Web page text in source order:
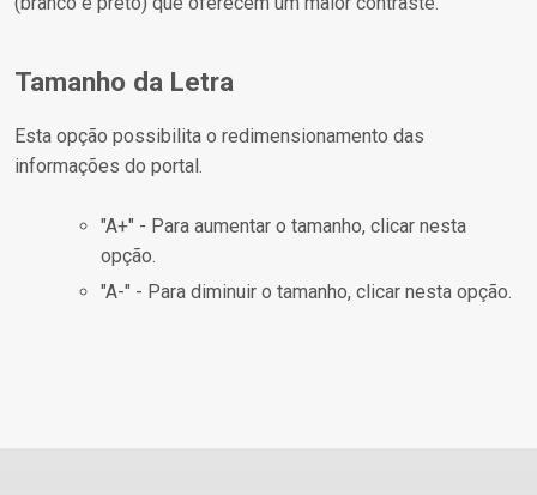
Tamanho da Letra
Esta opção possibilita o redimensionamento das
informações do portal.
"A+" - Para aumentar o tamanho, clicar nesta
opção.
"A-" - Para diminuir o tamanho, clicar nesta opção.